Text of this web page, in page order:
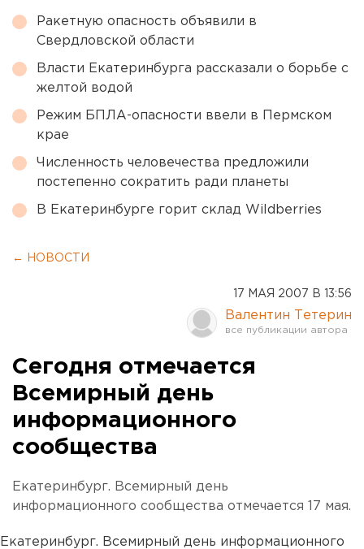
Ракетную опасность объявили в
Свердловской области
Власти Екатеринбурга рассказали о борьбе с
желтой водой
Режим БПЛА-опасности ввели в Пермском
крае
Численность человечества предложили
постепенно сократить ради планеты
В Екатеринбурге горит склад Wildberries
← НОВОСТИ
17 МАЯ 2007 В 13:56
Валентин Тетерин
Сегодня отмечается
Всемирный день
информационного
сообщества
Екатеринбург. Всемирный день
информационного сообщества отмечается 17 мая.
Екатеринбург. Всемирный день информационного